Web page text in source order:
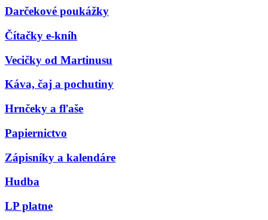
Darčekové poukážky
Čítačky e-kníh
Vecičky od Martinusu
Káva, čaj a pochutiny
Hrnčeky a fľaše
Papiernictvo
Zápisníky a kalendáre
Hudba
LP platne